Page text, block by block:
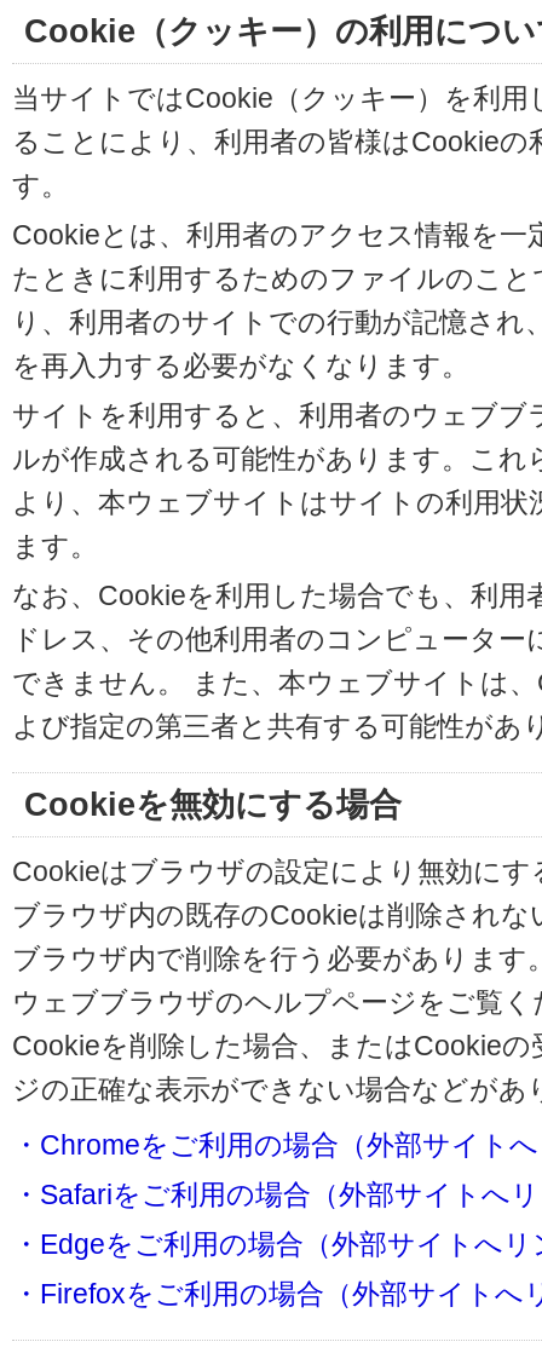
Cookie（クッキー）の利用につ
当サイトではCookie（クッキー）を利
ることにより、利用者の皆様はCookie
す。
Cookieとは、利用者のアクセス情報を
たときに利用するためのファイルのこ
り、利用者のサイトでの行動が記憶さ
を再入力する必要がなくなります。
サイトを利用すると、利用者のウェブ
ルが作成される可能性があります。こ
より、本ウェブサイトはサイトの利用
ます。
なお、Cookieを利用した場合でも、利用
ドレス、その他利用者のコンピュータ
できません。 また、本ウェブサイトは
よび指定の第三者と共有する可能性があ
Cookieを無効にする場合
Cookieはブラウザの設定により無効に
ブラウザ内の既存のCookieは削除され
ブラウザ内で削除を行う必要があります
ウェブブラウザのヘルプページをご覧く
Cookieを削除した場合、またはCookie
ジの正確な表示ができない場合などが
・Chromeをご利用の場合（外部サイト
・Safariをご利用の場合（外部サイトへ
・Edgeをご利用の場合（外部サイトへリ
・Firefoxをご利用の場合（外部サイトへ